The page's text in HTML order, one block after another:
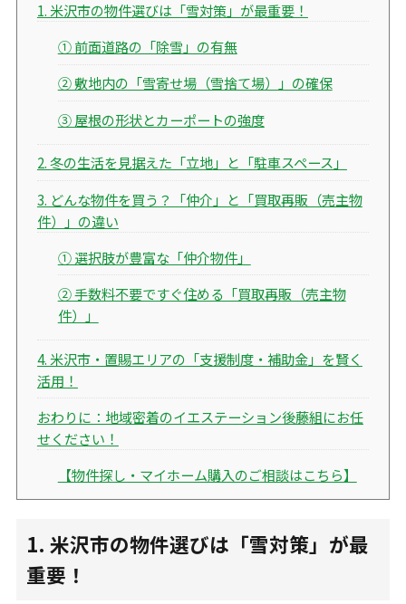
1. 米沢市の物件選びは「雪対策」が最重要！
① 前面道路の「除雪」の有無
② 敷地内の「雪寄せ場（雪捨て場）」の確保
③ 屋根の形状とカーポートの強度
2. 冬の生活を見据えた「立地」と「駐車スペース」
3. どんな物件を買う？「仲介」と「買取再販（売主物
件）」の違い
① 選択肢が豊富な「仲介物件」
② 手数料不要ですぐ住める「買取再販（売主物
件）」
4. 米沢市・置賜エリアの「支援制度・補助金」を賢く
活用！
おわりに：地域密着のイエステーション後藤組にお任
せください！
【物件探し・マイホーム購入のご相談はこちら】
1. 米沢市の物件選びは「雪対策」が最
重要！